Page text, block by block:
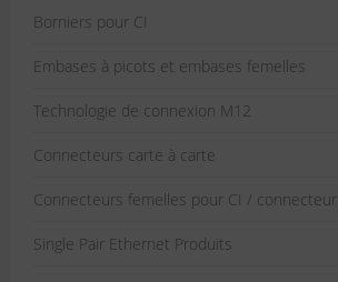
Borniers pour CI
Embases à picots et embases femelles
Technologie de connexion M12
Connecteurs carte à carte
Connecteurs femelles pour CI /
Single Pair Ethernet Produits